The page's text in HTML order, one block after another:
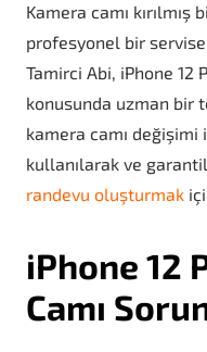
Kamera camı
profesyonel bir
Tamirci Abi, iPhone 12
konusunda uzman bir
kamera camı
kullanılarak ve
randevu oluşturmak
iPhone 12
Camı